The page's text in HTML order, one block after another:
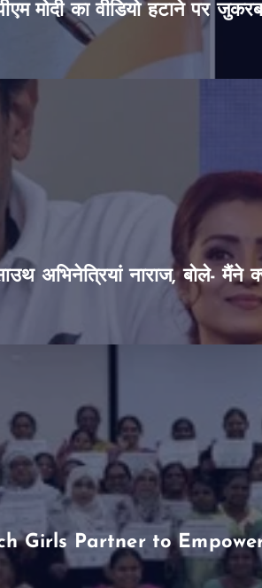
पीएम मोदी का वीडियो हटाने पर
अभिनेत्रियां नाराज, बोले- मैंने
Girls Partner to